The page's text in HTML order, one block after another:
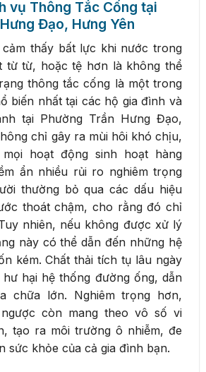
vụ Thông Tắc Cống tại
Đạo, Hưng Yên
thấy bất lực khi nước trong
từ từ, hoặc tệ hơn là không thể
thông tắc cống là một trong
biến nhất tại các hộ gia đình và
tại Phường Trần Hưng Đạo,
chỉ gây ra mùi hôi khó chịu,
hoạt động sinh hoạt hàng
ẩn nhiều rủi ro nghiêm trọng
thường bỏ qua các dấu hiệu
thoát chậm, cho rằng đó chỉ
nhiên, nếu không được xử lý
này có thể dẫn đến những hệ
kém. Chất thải tích tụ lâu ngày
hại hệ thống đường ống, dẫn
chữa lớn. Nghiêm trọng hơn,
còn mang theo vô số vi
tạo ra môi trường ô nhiễm, đe
sức khỏe của cả gia đình bạn.